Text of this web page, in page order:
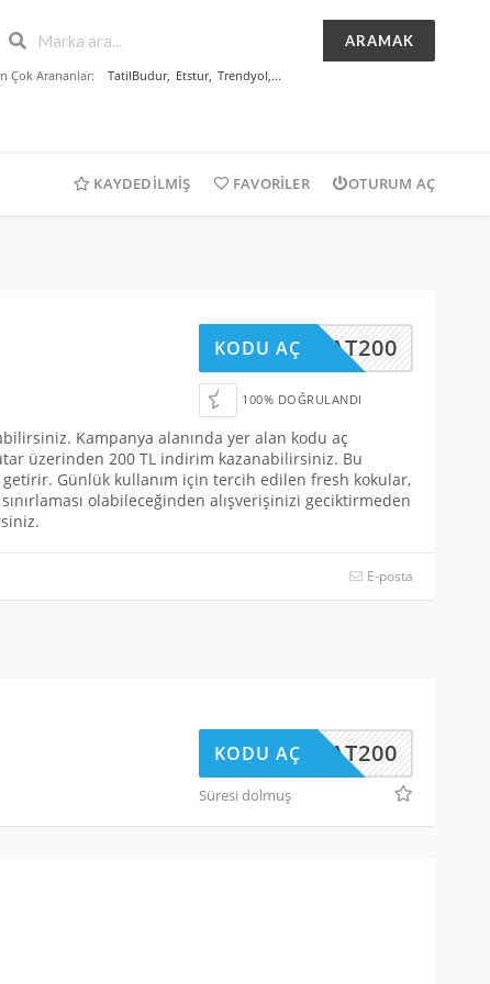
ARAMAK
Çok Arananlar: TatilBudur, Etstur, Trendyol,...
KAYDEDILMIŞ FAVORILER OTURUM AÇ
SUBAT200
KODU AÇ
100% DOĞRULANDI
Kampanya alanında yer alan kodu aç
üzerinden 200 TL indirim kazanabilirsiniz. Bu
Günlük kullanım için tercih edilen fresh kokular,
olabileceğinden alışverişinizi geciktirmeden
E-posta
SUBAT200
KODU AÇ
Süresi dolmuş